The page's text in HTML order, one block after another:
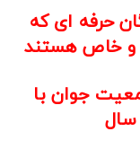
حرفه ای که
و خاص هستند
جوان با